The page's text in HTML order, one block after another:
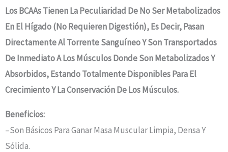
Los BCAAs Tienen La Peculiaridad De No Ser Metabolizados
En El Hígado (No Requieren Digestión), Es Decir, Pasan
Directamente Al Torrente Sanguíneo Y Son Transportados
De Inmediato A Los Músculos Donde Son Metabolizados Y
Absorbidos, Estando Totalmente Disponibles Para El
Crecimiento Y La Conservación De Los Músculos.
Beneficios:
–Son Básicos Para Ganar Masa Muscular Limpia, Densa Y
Sólida.